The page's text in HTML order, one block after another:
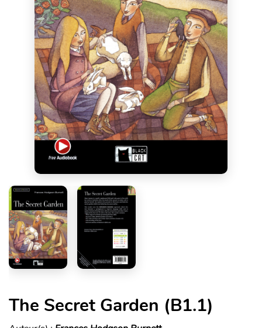
The Secret Garden (B1.1)